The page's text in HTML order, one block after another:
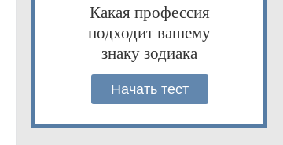
Какая профессия
подходит вашему
знаку зодиака
Начать тест